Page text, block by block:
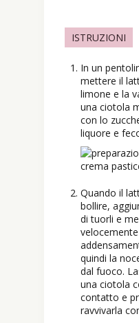
ISTRUZIONI
In un
mettere il
limone e la
una ciotola
con lo
liquore e
Quando il
bollire,
di tuorli e
quindi la
dal fuoco.
una ciotola
contatto e
ravvivarla